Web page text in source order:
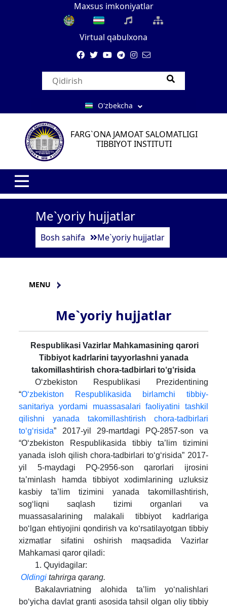
Maxsus imkoniyatlar
Virtual qabulxona
O'zbekcha
FARG`ONA JAMOAT SALOMATLIGI
TIBBIYOT INSTITUTI
Me`yoriy hujjatlar
Bosh sahifa Me`yoriy hujjatlar
MENU
Me`yoriy hujjatlar
Respublikasi Vazirlar Mahkamasining qarori
Tibbiyot kadrlarini tayyorlashni yanada
takomillashtirish chora-tadbirlari to‘g‘risida
O‘zbekiston Respublikasi Prezidentining
“O‘zbekiston Respublikasida birlamchi tibbiy-
sanitariya yordami muassasalari faoliyatini tashkil
qilishni yanada takomillashtirish chora-tadbirlari
to‘g‘risida” 2017-yil 29-martdagi PQ-2857-son va
“O‘zbekiston Respublikasida tibbiy ta’lim tizimini
yanada isloh qilish chora-tadbirlari to‘g‘risida” 2017-
yil 5-maydagi PQ-2956-son qarorlari ijrosini
ta’minlash hamda tibbiyot xodimlarining uzluksiz
kasbiy ta’lim tizimini yanada takomillashtirish,
sog‘liqni saqlash tizimi organlari va
muassasalarining malakali tibbiyot kadrlariga
bo‘lgan ehtiyojini qondirish va ko‘rsatilayotgan tibbiy
xizmatlar sifatini oshirish maqsadida Vazirlar
Mahkamasi qaror qiladi:
1. Quyidagilar:
Oldingi tahrirga qarang.
Bakalavriatning alohida ta’lim yo‘nalishlari
bo‘yicha davlat granti asosida tahsil olgan oliy tibbiy